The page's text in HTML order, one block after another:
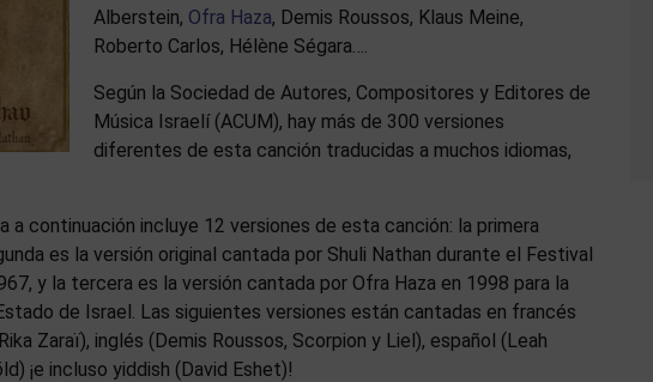
Alberstein, Ofra Haza, Demis Roussos, Klaus Meine,
Roberto Carlos, Hélène Ségara….
Según la Sociedad de Autores, Compositores y Editores de
Música Israelí (ACUM), hay más de 300 versiones
diferentes de esta canción traducidas a muchos idiomas,
a continuación incluye 12 versiones de esta canción: la primera
es la versión original cantada por Shuli Nathan durante el Festival
y la tercera es la versión cantada por Ofra Haza en 1998 para la
de Israel. Las siguientes versiones están cantadas en francés
Zaraï), inglés (Demis Roussos, Scorpion y Liel), español (Leah
¡e incluso yiddish (David Eshet)!